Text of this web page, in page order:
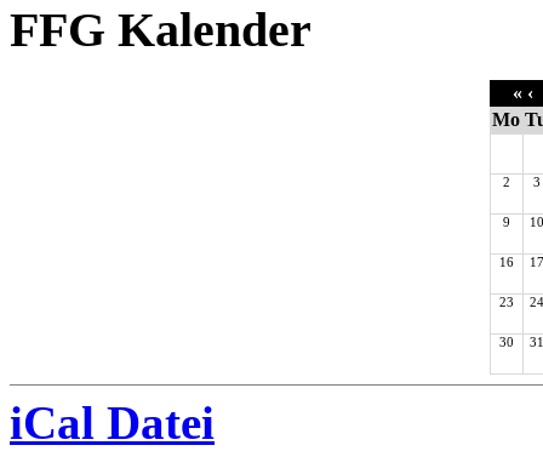
FFG Kalender
« ‹
Mo
2 3
9 10
16 17
23 24
30 31
iCal Datei